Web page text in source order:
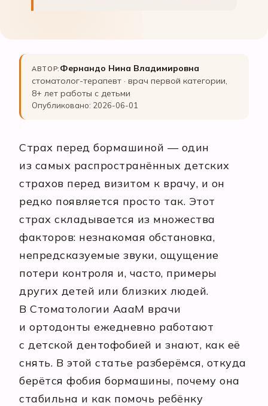
АВТОР: Фернандо Нина Владимировна
стоматолог-терапевт · врач первой категории,
8+ лет работы с детьми
Опубликовано: 2026-06-01
Страх перед бормашиной — один
из самых распространённых детских
страхов перед визитом к врачу, и он
редко появляется просто так. Этот
страх складывается из множества
факторов: незнакомая обстановка,
непредсказуемые звуки, ощущение
потери контроля и, часто, примеры
других детей или близких людей.
В Стоматологии АааМ врачи
и ортодонты ежедневно работают
с детской дентофобией и знают, как её
снять. В этой статье разберёмся, откуда
берётся фобия бормашины, почему она
стабильна и как помочь ребёнку